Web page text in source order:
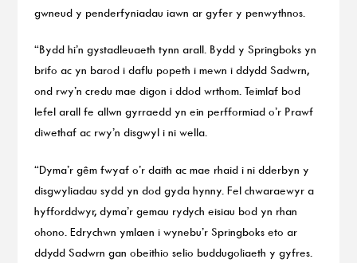
gwneud y penderfyniadau iawn ar gyfer y penwythnos.
“Bydd hi’n gystadleuaeth tynn arall. Bydd y Springboks yn
brifo ac yn barod i daflu popeth i mewn i ddydd Sadwrn,
ond rwy’n credu mae digon i ddod wrthom. Teimlaf bod
lefel arall fe allwn gyrraedd yn ein perfformiad o’r Prawf
diwethaf ac rwy’n disgwyl i ni wella.
“Dyma’r gêm fwyaf o’r daith ac mae rhaid i ni dderbyn y
disgwyliadau sydd yn dod gyda hynny. Fel chwaraewyr a
hyfforddwyr, dyma’r gemau rydych eisiau bod yn rhan
ohono. Edrychwn ymlaen i wynebu’r Springboks eto ar
ddydd Sadwrn gan obeithio selio buddugoliaeth y gyfres.